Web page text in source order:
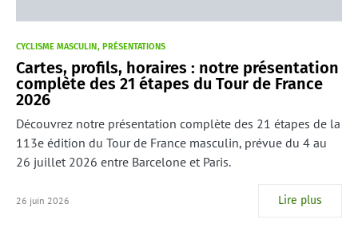
CYCLISME MASCULIN PRÉSENTATIONS
Cartes, profils, horaires : notre présentation
complète des 21 étapes du Tour de France
2026
Découvrez notre présentation complète des 21 étapes de la
113e édition du Tour de France masculin, prévue du 4 au
26 juillet 2026 entre Barcelone et Paris.
26 juin 2026 Lire plus